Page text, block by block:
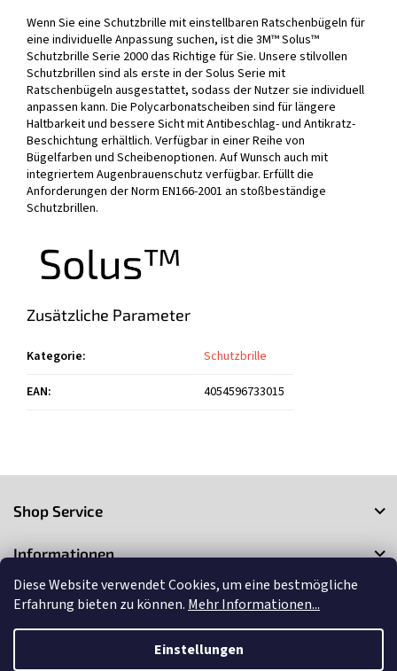
Diese Website verwendet Cookies, um eine bestmögliche
Erfahrung bieten zu können. Mehr Informationen...
Einstellungen
Wenn Sie eine Schutzbrille mit einstellbaren Ratschenbügeln für
eine individuelle Anpassung suchen, ist die 3M™ Solus™
Schutzbrille Serie 2000 das Richtige für Sie. Unsere stilvollen
Schutzbrillen sind als erste in der Solus Serie mit
Ratschenbügeln ausgestattet, sodass der Nutzer sie individuell
anpassen kann. Die Polycarbonatscheiben sind für längere
Haltbarkeit und bessere Sicht mit Antibeschlag- und Antikratz-
Beschichtung erhältlich. Verfügbar in einer Reihe von
Bügelfarben und Scheibenoptionen. Auf Wunsch auch mit
integriertem Augenbrauenschutz verfügbar. Erfüllt die
Anforderungen der Norm EN166-2001 an stoßbeständige
Schutzbrillen.
Zusätzliche Parameter
Kategorie:
Schutzbrille
EAN: 4054596733015
e
Shop Service
Informationen
Kontakt
Copyright 20263Market. Alle Rechte vorbehalten.Cookie-